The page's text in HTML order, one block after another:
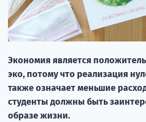
Экономия является
эко, потому что реализация
также означает меньшие
студенты должны быть
образе жизни.